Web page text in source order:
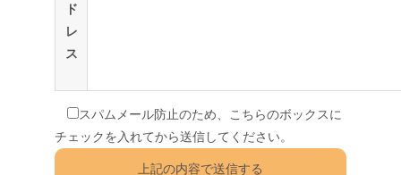
ド
レ
ス
スパムメール防止のため、こちらのボックスに
チェックを入れてから送信してください。